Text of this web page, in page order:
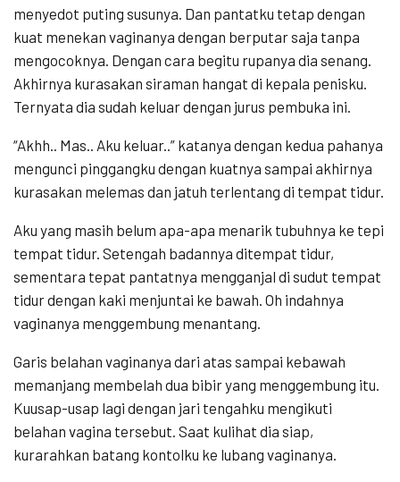
menyedot puting susunya. Dan pantatku tetap dengan
kuat menekan vaginanya dengan berputar saja tanpa
mengocoknya. Dengan cara begitu rupanya dia senang.
Akhirnya kurasakan siraman hangat di kepala penisku.
Ternyata dia sudah keluar dengan jurus pembuka ini.
“Akhh.. Mas.. Aku keluar..” katanya dengan kedua pahanya
mengunci pinggangku dengan kuatnya sampai akhirnya
kurasakan melemas dan jatuh terlentang di tempat tidur.
Aku yang masih belum apa-apa menarik tubuhnya ke tepi
tempat tidur. Setengah badannya ditempat tidur,
sementara tepat pantatnya mengganjal di sudut tempat
tidur dengan kaki menjuntai ke bawah. Oh indahnya
vaginanya menggembung menantang.
Garis belahan vaginanya dari atas sampai kebawah
memanjang membelah dua bibir yang menggembung itu.
Kuusap-usap lagi dengan jari tengahku mengikuti
belahan vagina tersebut. Saat kulihat dia siap,
kurarahkan batang kontolku ke lubang vaginanya.